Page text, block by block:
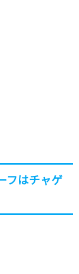
フはチャゲ